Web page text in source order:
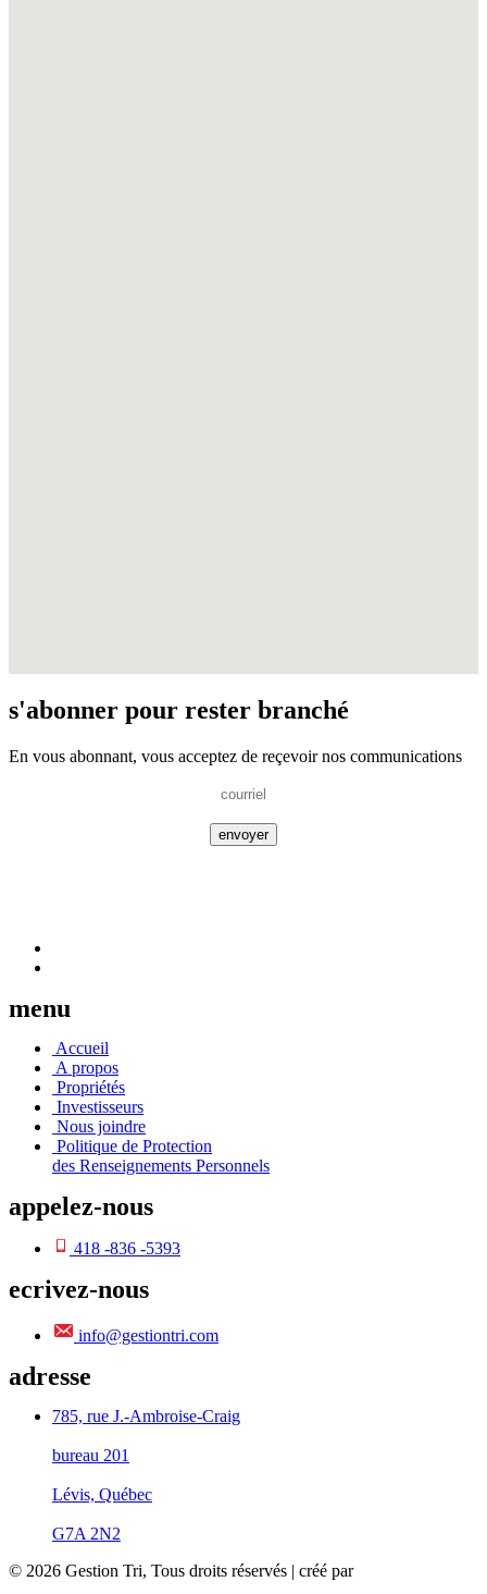
s'abonner pour rester branché
En vous abonnant, vous acceptez de reçevoir nos communications
menu
Accueil
A propos
Propriétés
Investisseurs
Nous joindre
Politique de Protection
des Renseignements Personnels
appelez-nous
418 -836 -5393
ecrivez-nous
info@gestiontri.com
adresse
785, rue J.-Ambroise-Craig
bureau 201
Lévis, Québec
G7A 2N2
© 2026 Gestion Tri, Tous droits réservés | créé par